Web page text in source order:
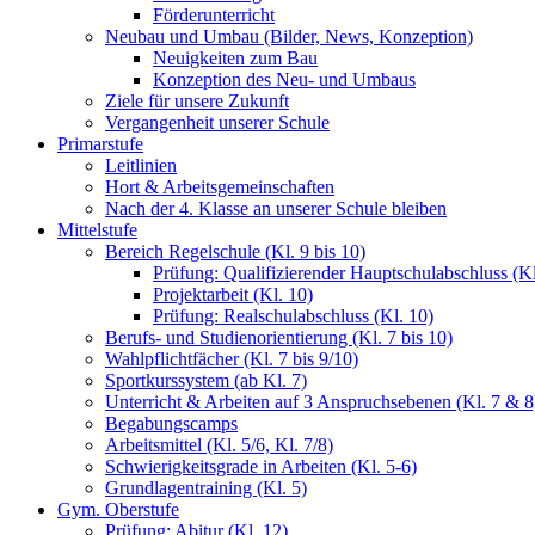
Förderunterricht
Neubau und Umbau (Bilder, News, Konzeption)
Neuigkeiten zum Bau
Konzeption des Neu- und Umbaus
Ziele für unsere Zukunft
Vergangenheit unserer Schule
Primarstufe
Leitlinien
Hort & Arbeitsgemeinschaften
Nach der 4. Klasse an unserer Schule bleiben
Mittelstufe
Bereich Regelschule (Kl. 9 bis 10)
Prüfung: Qualifizierender Hauptschulabschluss
Projektarbeit (Kl. 10)
Prüfung: Realschulabschluss (Kl. 10)
Berufs- und Studienorientierung (Kl. 7 bis 10)
Wahlpflichtfächer (Kl. 7 bis 9/10)
Sportkurssystem (ab Kl. 7)
Unterricht & Arbeiten auf 3 Anspruchsebenen (Kl. 7 &
Begabungscamps
Arbeitsmittel (Kl. 5/6, Kl. 7/8)
Schwierigkeitsgrade in Arbeiten (Kl. 5-6)
Grundlagentraining (Kl. 5)
Gym. Oberstufe
Prüfung: Abitur (Kl. 12)